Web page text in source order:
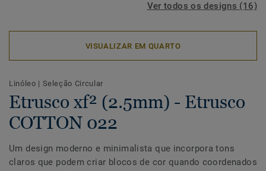
Ver todos os designs (16)
VISUALIZAR EM QUARTO
Linóleo | Seleção Circular
Etrusco xf² (2.5mm) - Etrusco
COTTON 022
Um design moderno e minimalista que incorpora tons
claros que podem criar blocos de cor quando coordenados